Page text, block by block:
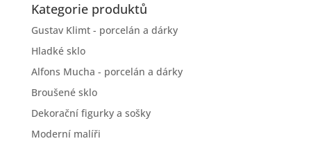
Kategorie produktů
Gustav Klimt - porcelán a dárky
Hladké sklo
Alfons Mucha - porcelán a dárky
Broušené sklo
Dekorační figurky a sošky
Moderní malíři